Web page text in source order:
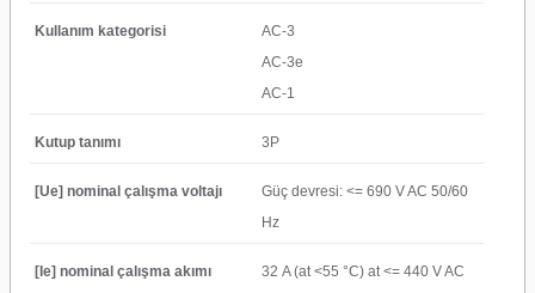
Kullanım kategorisi
AC-3
AC-3e
AC-1
Kutup tanımı 3P
[Ue] nominal çalışma voltajı
Güç devresi: <= 690 V AC 50/60
Hz
[Ie] nominal çalışma akımı
32 A (at <55 °C) at <= 440 V AC